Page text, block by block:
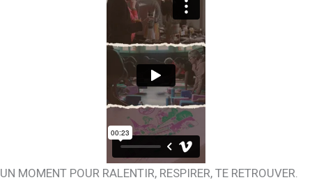
UN MOMENT POUR RALENTIR, RESPIRER, TE RETROUVER.